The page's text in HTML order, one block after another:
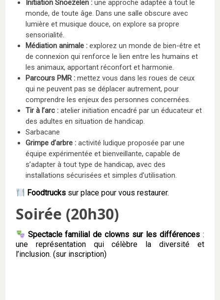
Initiation Snoezelen :une approche adaptée à tout le
monde, de toute âge. Dans une salle obscure avec
lumière et musique douce, on explore sa propre
sensorialité.
Médiation animale :explorez un monde de bien-être et
de connexion qui renforce le lien entre les humains et
les animaux, apportant réconfort et harmonie.
Parcours PMR :mettez vous dans les roues de ceux
qui ne peuvent pas se déplacer autrement, pour
comprendre les enjeux des personnes concernées.
Tir à l’arc :atelier initiation encadré par un éducateur et
des adultes en situation de handicap.
Sarbacane
Grimpe d’arbre :activité ludique proposée par une
équipe expérimentée et bienveillante, capable de
s’adapter à tout type de handicap, avec des
installations sécurisées et simples d’utilisation.
Foodtruckssur place pour vous restaurer.
Soirée (20h30)
Spectacle familial de clowns sur les différences:
une représentation qui célèbre la diversité et
l’inclusion. (sur inscription)